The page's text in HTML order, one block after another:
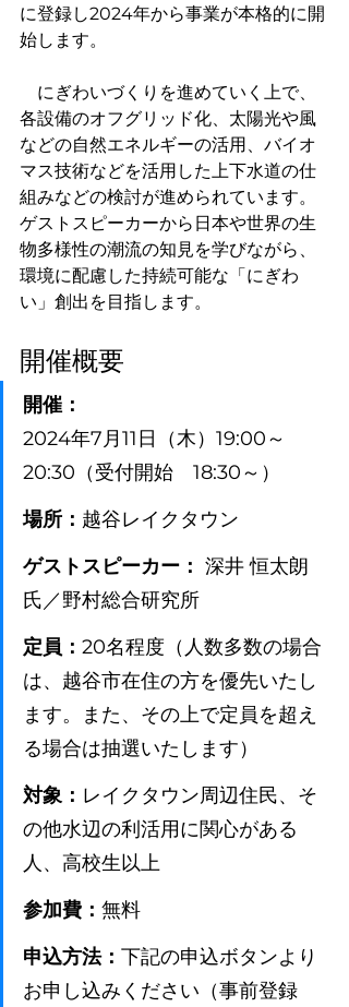
に登録し2024年から事業が本格的に開
始します。
にぎわいづくりを進めていく上で、
各設備のオフグリッド化、太陽光や風
などの自然エネルギーの活用、バイオ
マス技術などを活用した上下水道の仕
組みなどの検討が進められています。
ゲストスピーカーから日本や世界の生
物多様性の潮流の知見を学びながら、
環境に配慮した持続可能な「にぎわ
い」創出を目指します。
開催概要
開催：
2024年7月11日（木）19:00～
20:30（受付開始　18:30～）
場所： 越谷レイクタウン
ゲストスピーカー： 深井 恒太朗
氏／野村総合研究所
定員： 20名程度（人数多数の場合
は、越谷市在住の方を優先いたし
ます。また、その上で定員を超え
る場合は抽選いたします）
対象： レイクタウン周辺住民、そ
の他水辺の利活用に関心がある
人、高校生以上
参加費： 無料
申込方法： 下記の申込ボタンより
お申し込みください（事前登録